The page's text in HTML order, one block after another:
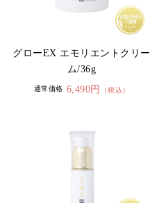
グローEX エモリエントクリー
ム/36g
通常価格 6,490円 （税込）